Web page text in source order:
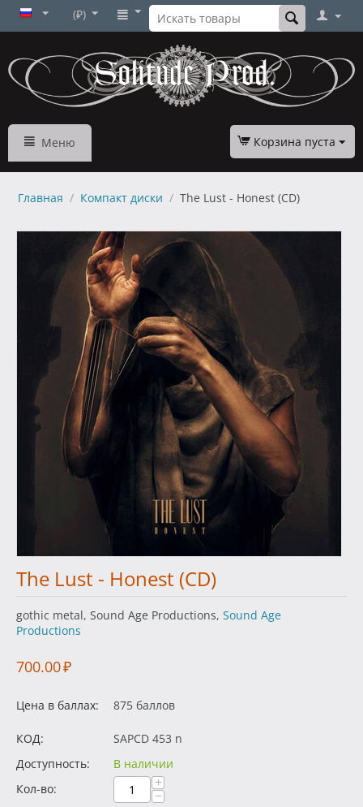
(₽)
Меню Корзина пуста
Главная / Компакт диски / The Lust - Honest (CD)
The Lust - Honest (CD)
gothic metal, Sound Age Productions, Sound Age
Productions
700.00₽
Цена в баллах: 875 баллов
КОД:
SAPCD 453 n
Доступность:
В наличии
Кол-во:
+
−